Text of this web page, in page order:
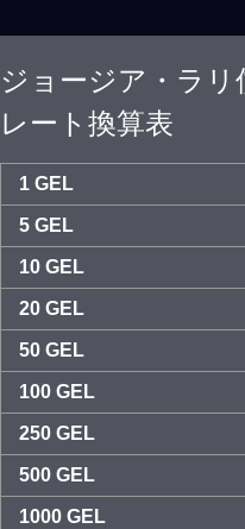
ジョージア・ラ
レート換算表
1 GEL
5 GEL
10 GEL
20 GEL
50 GEL
100 GEL
250 GEL
500 GEL
1000 GEL